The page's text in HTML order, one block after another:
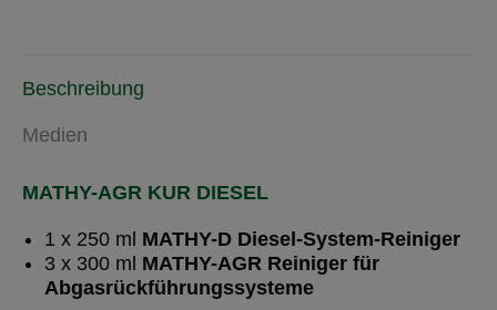
Beschreibung
Medien
MATHY-AGR KUR DIESEL
1 x 250 ml MATHY-D Diesel-System-Reiniger
3 x 300 ml MATHY-AGR Reiniger für
Abgasrückführungssysteme